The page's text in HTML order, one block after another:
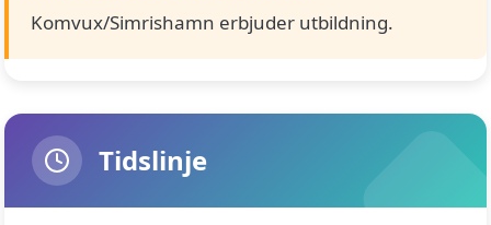
Komvux/Simrishamn erbjuder utbildning.
Tidslinje